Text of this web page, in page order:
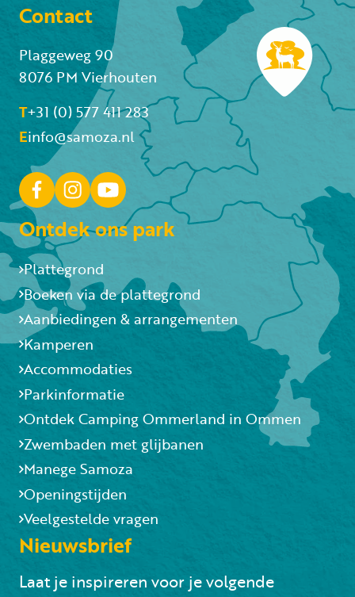
Contact
Plaggeweg 90
8076 PM Vierhouten
T+31 (0) 577 411 283
Einfo@samoza.nl
Ontdek ons park
Plattegrond
Boeken via de plattegrond
Aanbiedingen & arrangementen
Kamperen
Accommodaties
Parkinformatie
Ontdek Camping Ommerland in Ommen
Zwembaden met glijbanen
Manege Samoza
Openingstijden
Veelgestelde vragen
Nieuwsbrief
Laat je inspireren voor je volgende